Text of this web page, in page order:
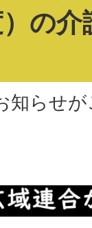
の介
知らせ